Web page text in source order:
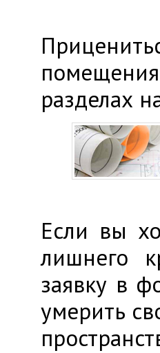
разделах
Если вы
лишнего
заявку в
умерить